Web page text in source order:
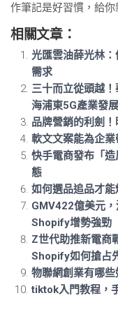
作筆記是好習慣，給你
相關文章：
光匯雲油薛光林
需求
三十而立從頭越
海浦東5G產業發展
品牌營銷的利劍
軟文文案能為企業
快手電商發布「
態
如何選品追品才
GMV422億美元
Shopify增勢強勁
Z世代助推新電商
Shopify如何搶占
物聯網創業有哪些
tiktok入門教程，